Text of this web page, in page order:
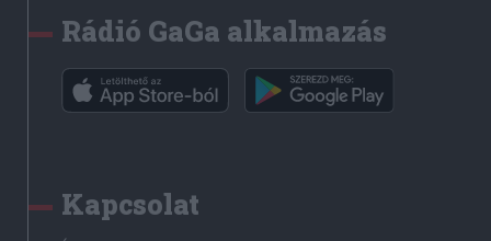
Rádió GaGa alkalmazás
Kapcsolat